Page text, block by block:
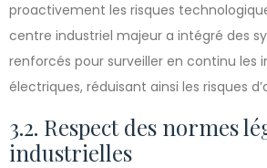
proactivement les risques
centre industriel majeur a intégré des
renforcés pour surveiller en continu les
électriques, réduisant ainsi les risques
3.2. Respect des normes
industrielles